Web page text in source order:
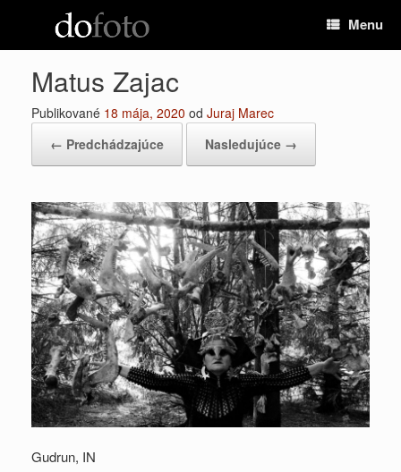
Menu
Matus Zajac
Publikované 18 mája, 2020 od Juraj Marec
← Predchádzajúce
Nasledujúce →
Gudrun, IN